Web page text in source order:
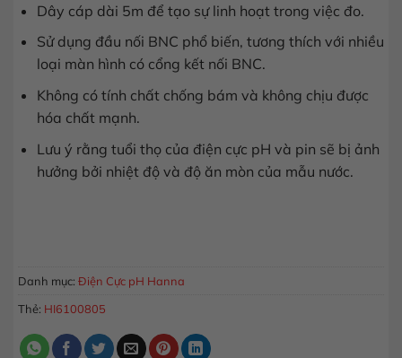
Dây cáp dài 5m để tạo sự linh hoạt trong việc đo.
Sử dụng đầu nối BNC phổ biến, tương thích với nhiều
loại màn hình có cổng kết nối BNC.
Không có tính chất chống bám và không chịu được
hóa chất mạnh.
Lưu ý rằng tuổi thọ của điện cực pH và pin sẽ bị ảnh
hưởng bởi nhiệt độ và độ ăn mòn của mẫu nước.
Danh mục: Điện Cực pH Hanna
Thẻ: HI6100805